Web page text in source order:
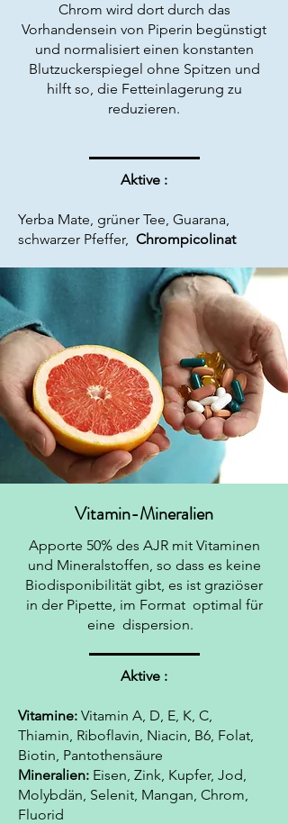
Chrom wird dort durch das
Vorhandensein von Piperin begünstigt
und normalisiert einen konstanten
Blutzuckerspiegel ohne Spitzen und
hilft so, die Fetteinlagerung zu
reduzieren.
Aktive :
Yerba Mate, grüner Tee, Guarana,
schwarzer Pfeffer, Chrompicolinat
Vitamin-Mineralien
Apporte 50% des AJR mit Vitaminen
und Mineralstoffen, so dass es keine
Biodisponibilität gibt, es ist graziöser
in der Pipette, im Format optimal für
eine dispersion.
Aktive :
Vitamine: Vitamin A, D, E, K, C,
Thiamin, Riboflavin, Niacin, B6, Folat,
Biotin, Pantothensäure
Mineralien: Eisen, Zink, Kupfer, Jod,
Molybdän, Selenit, Mangan, Chrom,
Fluorid